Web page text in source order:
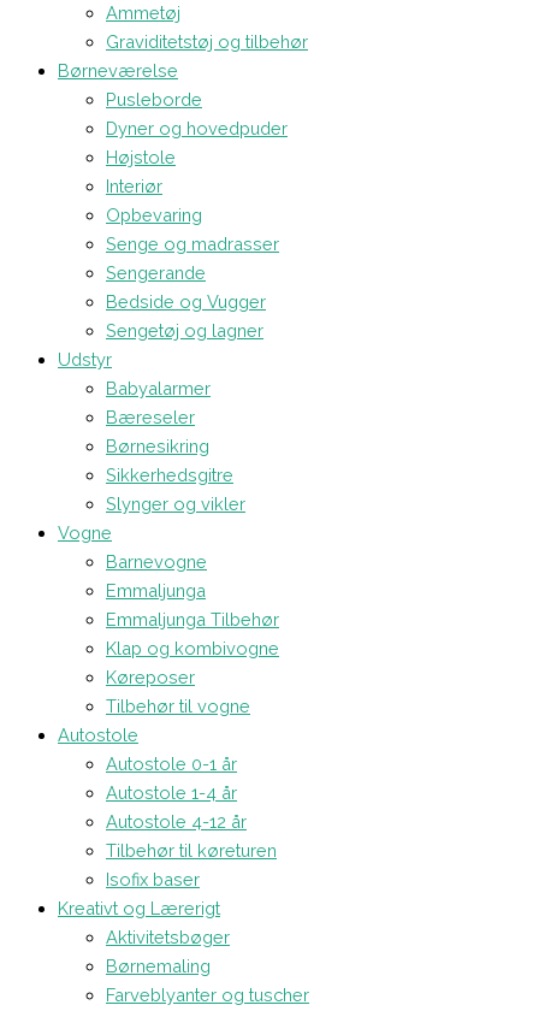
Ammetøj
Graviditetstøj og tilbehør
Børneværelse
Pusleborde
Dyner og hovedpuder
Højstole
Interiør
Opbevaring
Senge og madrasser
Sengerande
Bedside og Vugger
Sengetøj og lagner
Udstyr
Babyalarmer
Bæreseler
Børnesikring
Sikkerhedsgitre
Slynger og vikler
Vogne
Barnevogne
Emmaljunga
Emmaljunga Tilbehør
Klap og kombivogne
Køreposer
Tilbehør til vogne
Autostole
Autostole 0-1 år
Autostole 1-4 år
Autostole 4-12 år
Tilbehør til køreturen
Isofix baser
Kreativt og Lærerigt
Aktivitetsbøger
Børnemaling
Farveblyanter og tuscher